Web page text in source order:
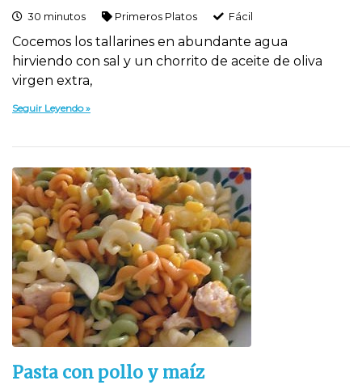
30 minutos Primeros Platos Fácil
Cocemos los tallarines en abundante agua
hirviendo con sal y un chorrito de aceite de oliva
virgen extra,
Seguir Leyendo
Pasta con pollo y maíz